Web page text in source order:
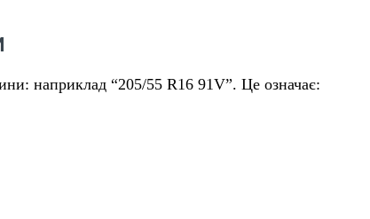
наприклад “205/55 R16 91V”. Це означає: